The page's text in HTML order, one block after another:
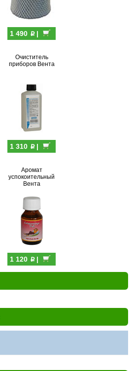
1 490 p|
Очиститель
приборов Вента
1 310 p|
Аромат
успокоительный
Вента
1 120 p|